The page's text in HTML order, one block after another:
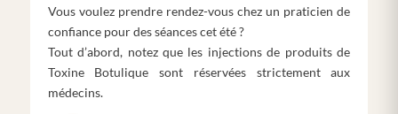
Vous voulez prendre rendez-vous chez un praticien de
confiance pour des séances cet été ?
Tout d’abord, notez que les injections de produits de
Toxine Botulique sont réservées strictement aux
médecins.